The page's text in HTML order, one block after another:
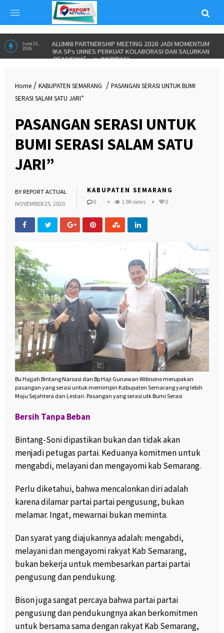
June 23,
2026 :
ALUMNI PARTNERSHIP MEETING 2026 JADI MOMENTUM
IKA SPs UNNES PERKUAT KOLABORASI DAN SALURKAN
BEASISWA”inINSPIRASI
Home / KABUPATEN SEMARANG / PASANGAN SERASI UNTUK BUMI
SERASI SALAM SATU JARI”
PASANGAN SERASI UNTUK
BUMI SERASI SALAM SATU
JARI”
BYREPORT ACTUAL
NOVEMBER 25, 2020
KABUPATEN SEMARANG
0 1.9K views 0
Bu Hajjah Bintang Narsasi dan Bp Haji Gunawan Wibisono merupakan
pasangan yang serasi untuk memimpin Kabupaten Semarang yang lebih
Maju Sejahtera dan Lestari. Pasangan yang serasi utk Bumi Serasi
Bersih Tanpa Beban
Bintang-Soni dipastikan bukan dan tidak akan
menjadi petugas partai. Keduanya komitmen untuk
mengabdi, melayani dan mengayomi kab Semarang.
Perlu diketahui, bahwa mencalonkan diri adalah
karena dilamar partai partai pengusung, bukan
melamar. Ingat, mewarnai bukan meminta.
Dan syarat yang diajukannya adalah: mengabdi,
melayani dan mengayomi rakyat Kab Semarang,
bukan bekerja untuk membesarkan partai partai
pengusung dan pendukung.
Bison juga sangat percaya bahwa partai partai
pengusung dan pendukungnya akan berkomitmen
untuk bersama sama dengan rakyat Kab Semarang,